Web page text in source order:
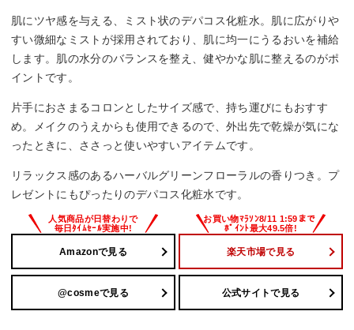
肌にツヤ感を与える、ミスト状のデパコス化粧水。肌に広がりや
すい微細なミストが採用されており、肌に均一にうるおいを補給
します。肌の水分のバランスを整え、健やかな肌に整えるのがポ
イントです。
片手におさまるコロンとしたサイズ感で、持ち運びにもおすす
め。メイクのうえからも使用できるので、外出先で乾燥が気にな
ったときに、ささっと使いやすいアイテムです。
リラックス感のあるハーバルグリーンフローラルの香りつき。プ
レゼントにもぴったりのデパコス化粧水です。
Amazonで見る 楽天市場で見る
@cosmeで見る 公式サイトで見る